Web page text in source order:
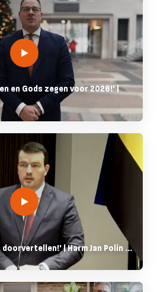
en Gods zegen voor 2026!' |
| Harm Jan Polin ...